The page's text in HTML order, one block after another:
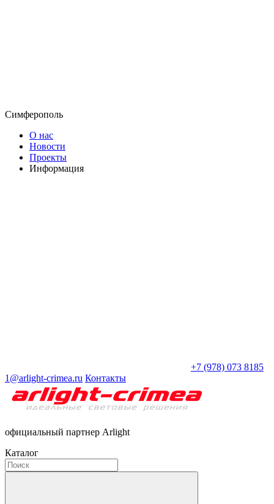
Симферополь
О нас
Новости
Проекты
Информация
+7 (978) 073 8185
1@arlight-crimea.ru Контакты
официальный партнер Arlight
Каталог